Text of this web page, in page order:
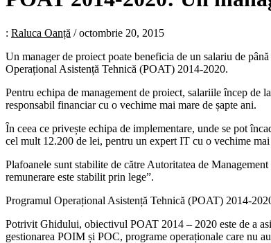
: Raluca Oanță /octombrie 20, 2015
Un manager de proiect poate beneficia de un salariu de
Operațional Asistență Tehnică (POAT) 2014-2020.
Pentru echipa de management de proiect, salariile încep de
responsabil financiar cu o vechime mai mare de șapte ani.
În ceea ce privește echipa de implementare, unde se pot
cel mult 12.200 de lei, pentru un expert IT cu o vechime mai
Plafoanele sunt stabilite de către Autoritatea de
remunerare este stabilit prin lege”.
Programul Operațional Asistență Tehnică (POAT) 2014-
Potrivit Ghidului, obiectivul POAT 2014 – 2020 este de a
gestionarea POIM și POC, programe operaționale care nu